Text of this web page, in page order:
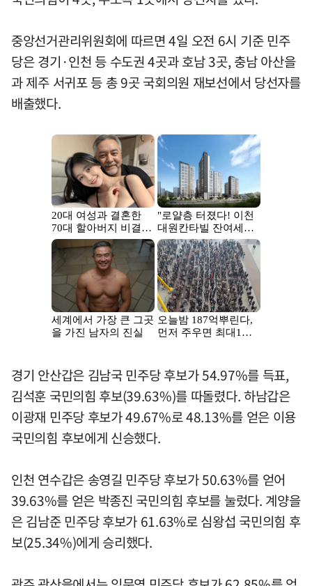
중앙선거관리위원회에 따르면 4일 오전 6시 기준 민주
당은 경기·인천 등 수도권 4곳과 호남 3곳, 충남 아산을
과 제주 서귀포 등 총 9곳 국회의원 재보선에서 당선자를
배출했다.
경기 안산갑은 김남국 민주당 후보가 54.97%를 득표,
김석훈 국민의힘 후보(39.63%)를 따돌렸다. 하남갑은
이광재 민주당 후보가 49.67%로 48.13%를 얻은 이용
국민의힘 후보에게 신승했다.
인천 연수갑은 송영길 민주당 후보가 50.63%를 얻어
39.63%를 얻은 박종진 국민의힘 후보를 눌렀다. 계양을
은 김남준 민주당 후보가 61.63%로 심왕섭 국민의힘 후
보(25.34%)에게 승리했다.